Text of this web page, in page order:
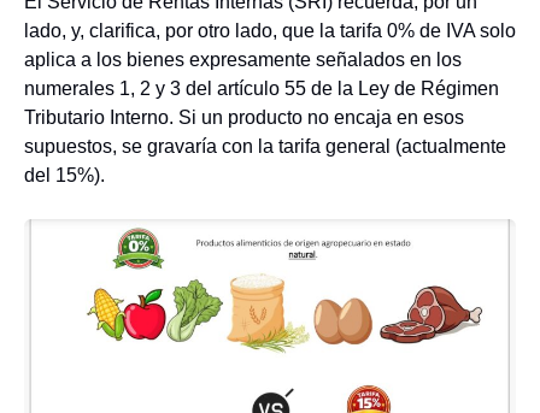
lado, y, clarifica, por otro lado, que la tarifa 0% de IVA solo
aplica a los bienes expresamente señalados en los
numerales 1, 2 y 3 del artículo 55 de la Ley de Régimen
Tributario Interno. Si un producto no encaja en esos
supuestos, se gravaría con la tarifa general (actualmente
del 15%).